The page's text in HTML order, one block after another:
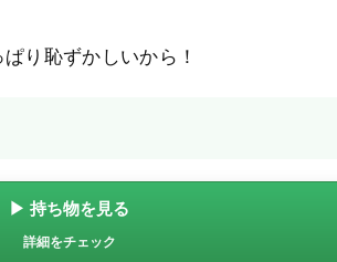
り恥ずかしいから！
▶ 持ち物を見る
詳細をチェック